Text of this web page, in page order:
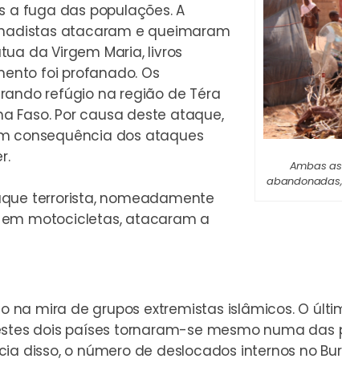
a fuga das populações. A
atacaram e queimaram
da Virgem Maria, livros
foi profanado. Os
refúgio na região de Téra
Faso. Por causa deste ataque,
consequência dos ataques
terrorista, nomeadamente
motocicletas, atacaram a
Ambas
na mira de grupos extremistas islâmicos. O
dois países tornaram-se mesmo numa das
disso, o número de deslocados internos no